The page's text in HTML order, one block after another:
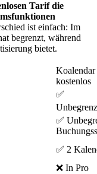
Tarif die
ist einfach: Im
begrenzt, während
bietet.
kostenlos
✅
✅
✅ 2
❌ In Pro